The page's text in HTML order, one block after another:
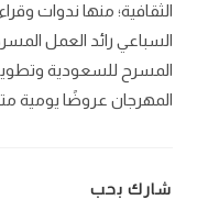
الثقافية؛ منها ندوات
السباعي رائد العمل
المسرح للسعودية
المهرجان عروضًا يومية
شارك بحب